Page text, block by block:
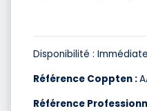
Disponibilité : Immédiate
Référence Coppten :
Référence